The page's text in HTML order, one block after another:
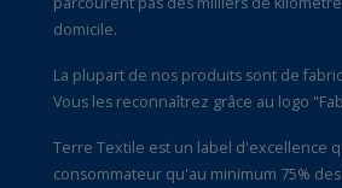
domicile.
La plupart de nos produits sont de
Vous les reconnaîtrez grâce au logo
Terre Textile est un label d'excellence
consommateur qu'au minimum 75%